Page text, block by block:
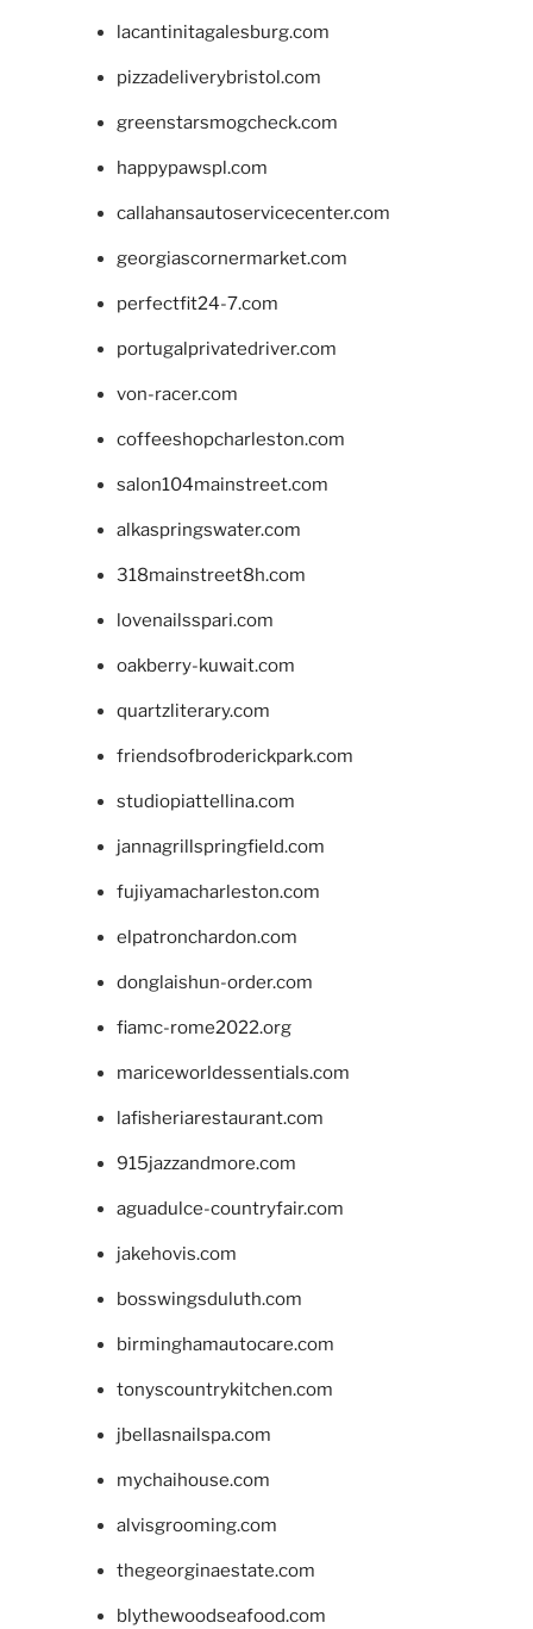
lacantinitagalesburg.com
pizzadeliverybristol.com
greenstarsmogcheck.com
happypawspl.com
callahansautoservicecenter.com
georgiascornermarket.com
perfectfit24-7.com
portugalprivatedriver.com
von-racer.com
coffeeshopcharleston.com
salon104mainstreet.com
alkaspringswater.com
318mainstreet8h.com
lovenailsspari.com
oakberry-kuwait.com
quartzliterary.com
friendsofbroderickpark.com
studiopiattellina.com
jannagrillspringfield.com
fujiyamacharleston.com
elpatronchardon.com
donglaishun-order.com
fiamc-rome2022.org
mariceworldessentials.com
lafisheriarestaurant.com
915jazzandmore.com
aguadulce-countryfair.com
jakehovis.com
bosswingsduluth.com
birminghamautocare.com
tonyscountrykitchen.com
jbellasnailspa.com
mychaihouse.com
alvisgrooming.com
thegeorginaestate.com
blythewoodseafood.com